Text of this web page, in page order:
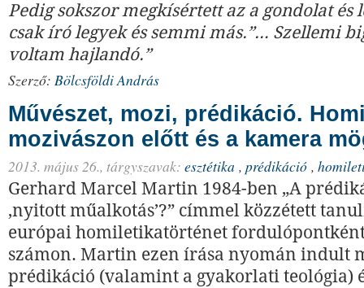
Pedig sokszor megkísértett az a gondolat és
csak író legyek és semmi más.”… Szellemi
voltam hajlandó.”
Szerző: Bölcsföldi András
Művészet, mozi, prédikáció.
mozivászon előtt és a kamera
2013. május 26., tárgyszavak: esztétika , prédikáció ,
Gerhard Marcel Martin 1984-ben „A
,nyitott műalkotás’?” címmel közzétett
európai homiletikatörténet
számon. Martin ezen írása nyomán indult
prédikáció (valamint a gyakorlati teológia)